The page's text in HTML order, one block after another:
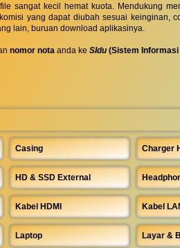
sangat kecil hemat kuota. Mendukung
yang dapat diubah sesuai keinginan,
lain, buruan download aplikasinya.
nomor nota anda ke SIdu (Sistem Informasi
Casing Charger
HD & SSD External
Kabel HDMI Kabel
Laptop Layar &